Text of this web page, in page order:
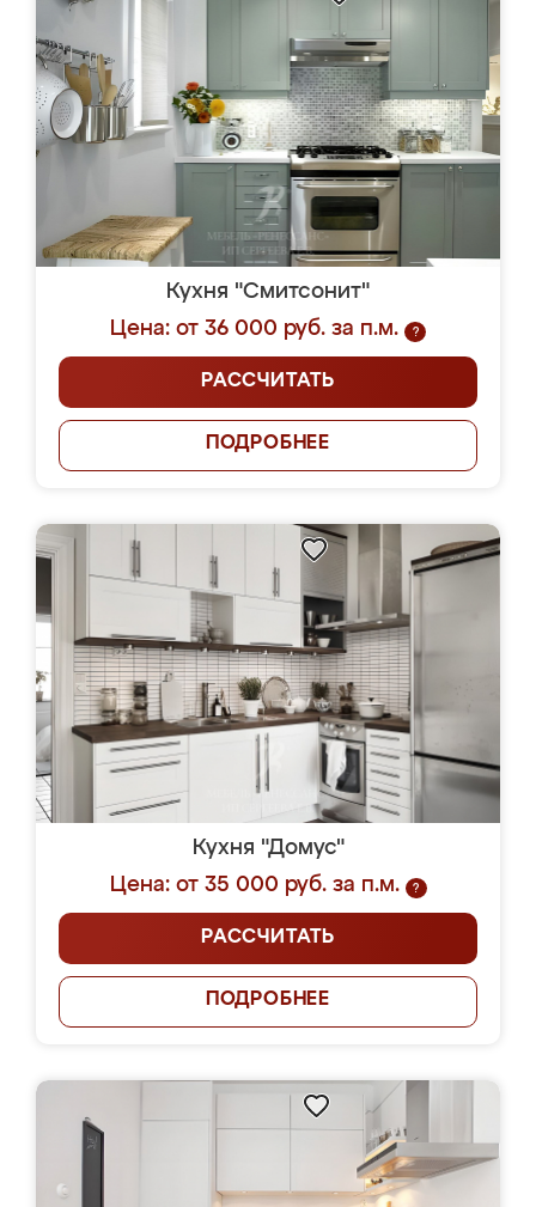
Кухня "Смитсонит"
Цена: от 36 000 руб. за п.м.
?
РАССЧИТАТЬ
ПОДРОБНЕЕ
Кухня "Домус"
Цена: от 35 000 руб. за п.м.
?
РАССЧИТАТЬ
ПОДРОБНЕЕ